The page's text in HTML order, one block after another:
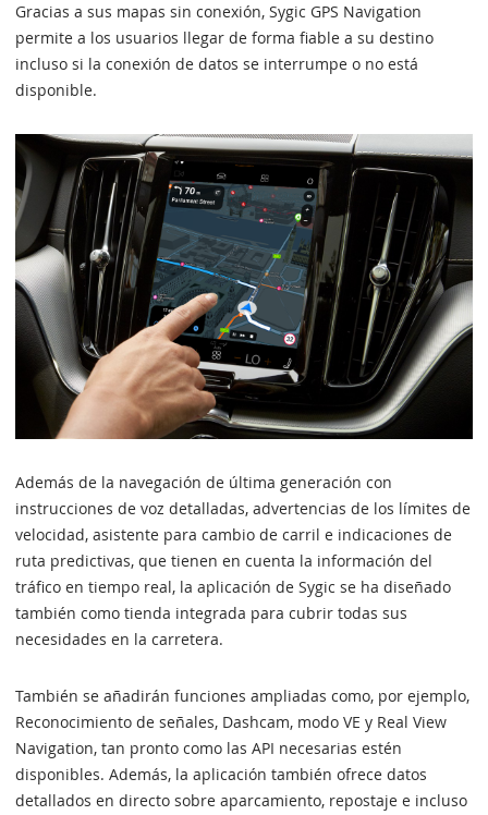
Gracias a sus mapas sin conexión, Sygic GPS Navigation
permite a los usuarios llegar de forma fiable a su destino
incluso si la conexión de datos se interrumpe o no está
disponible.
Además de la navegación de última generación con
instrucciones de voz detalladas, advertencias de los límites de
velocidad, asistente para cambio de carril e indicaciones de
ruta predictivas, que tienen en cuenta la información del
tráfico en tiempo real, la aplicación de Sygic se ha diseñado
también como tienda integrada para cubrir todas sus
necesidades en la carretera.
También se añadirán funciones ampliadas como, por ejemplo,
Reconocimiento de señales, Dashcam, modo VE y Real View
Navigation, tan pronto como las API necesarias estén
disponibles. Además, la aplicación también ofrece datos
detallados en directo sobre aparcamiento, repostaje e incluso